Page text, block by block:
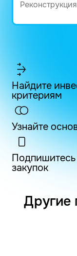
Найдите
критериям
Узнайте
Подпишитесь
закупок
Другие